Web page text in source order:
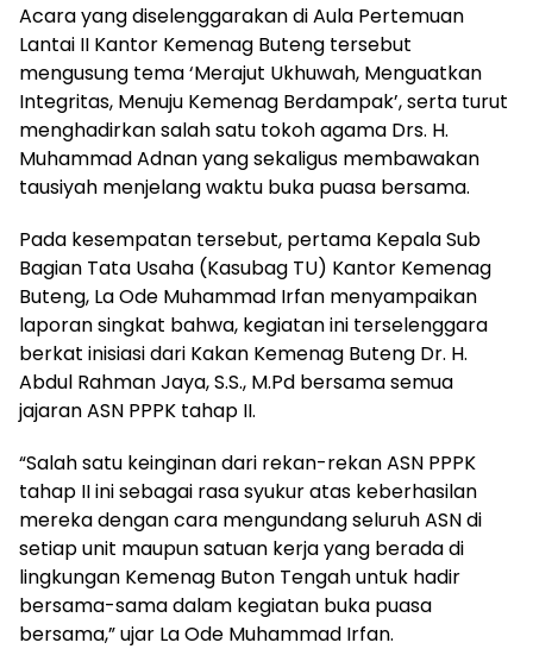
Acara yang diselenggarakan di Aula Pertemuan
Lantai II Kantor Kemenag Buteng tersebut
mengusung tema ‘Merajut Ukhuwah, Menguatkan
Integritas, Menuju Kemenag Berdampak’, serta turut
menghadirkan salah satu tokoh agama Drs. H.
Muhammad Adnan yang sekaligus membawakan
tausiyah menjelang waktu buka puasa bersama.
Pada kesempatan tersebut, pertama Kepala Sub
Bagian Tata Usaha (Kasubag TU) Kantor Kemenag
Buteng, La Ode Muhammad Irfan menyampaikan
laporan singkat bahwa, kegiatan ini terselenggara
berkat inisiasi dari Kakan Kemenag Buteng Dr. H.
Abdul Rahman Jaya, S.S., M.Pd bersama semua
jajaran ASN PPPK tahap II.
“Salah satu keinginan dari rekan-rekan ASN PPPK
tahap II ini sebagai rasa syukur atas keberhasilan
mereka dengan cara mengundang seluruh ASN di
setiap unit maupun satuan kerja yang berada di
lingkungan Kemenag Buton Tengah untuk hadir
bersama-sama dalam kegiatan buka puasa
bersama,” ujar La Ode Muhammad Irfan.